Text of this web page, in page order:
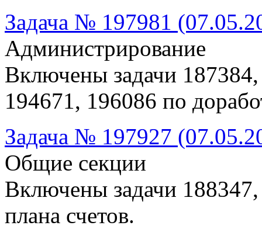
Задача № 197981
Администрирование
Включены задачи
194671, 196086 по
Задача № 197927
Общие секции
Включены задачи
плана счетов.